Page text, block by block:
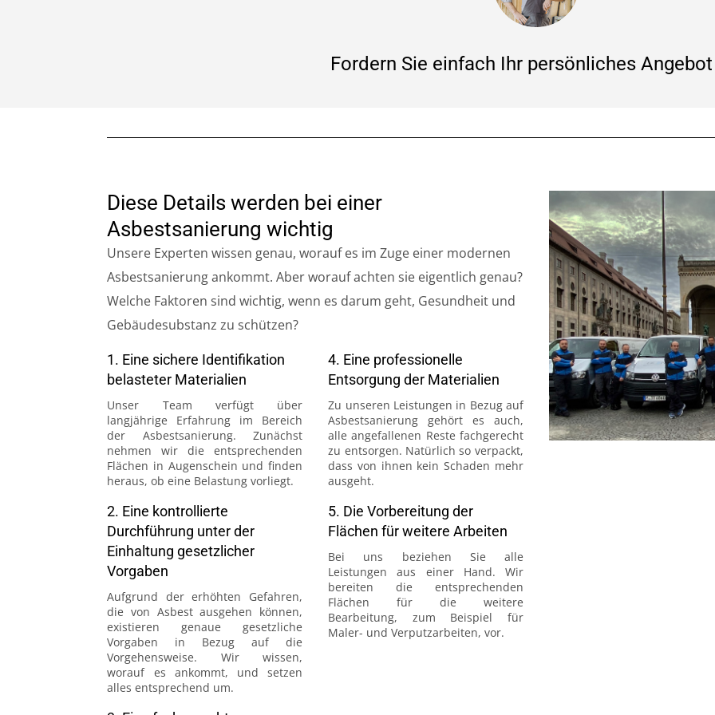
Fordern Sie einfach Ihr persönliches
Diese Details werden bei einer
Asbestsanierung wichtig
Unsere Experten wissen genau, worauf es im Zuge einer modernen
Asbestsanierung ankommt. Aber worauf achten sie eigentlich genau?
Welche Faktoren sind wichtig, wenn es darum geht, Gesundheit und
Gebäudesubstanz zu schützen?
1. Eine sichere Identifikation
belasteter Materialien
Unser Team verfügt über
langjährige Erfahrung im Bereich
der Asbestsanierung. Zunächst
nehmen wir die entsprechenden
Flächen in Augenschein und finden
heraus, ob eine Belastung vorliegt.
2. Eine kontrollierte
Durchführung unter der
Einhaltung gesetzlicher
Vorgaben
Aufgrund der erhöhten Gefahren,
die von Asbest ausgehen können,
existieren genaue gesetzliche
Vorgaben in Bezug auf die
Vorgehensweise. Wir wissen,
worauf es ankommt, und setzen
alles entsprechend um.
4. Eine professionelle
Entsorgung der Materialien
Zu unseren Leistungen in Bezug auf
Asbestsanierung gehört es auch,
alle angefallenen Reste fachgerecht
zu entsorgen. Natürlich so verpackt,
dass von ihnen kein Schaden mehr
ausgeht.
5. Die Vorbereitung der
Flächen für weitere Arbeiten
Bei uns beziehen Sie alle
Leistungen aus einer Hand. Wir
bereiten die entsprechenden
Flächen für die weitere
Bearbeitung, zum Beispiel für
Maler- und Verputzarbeiten, vor.